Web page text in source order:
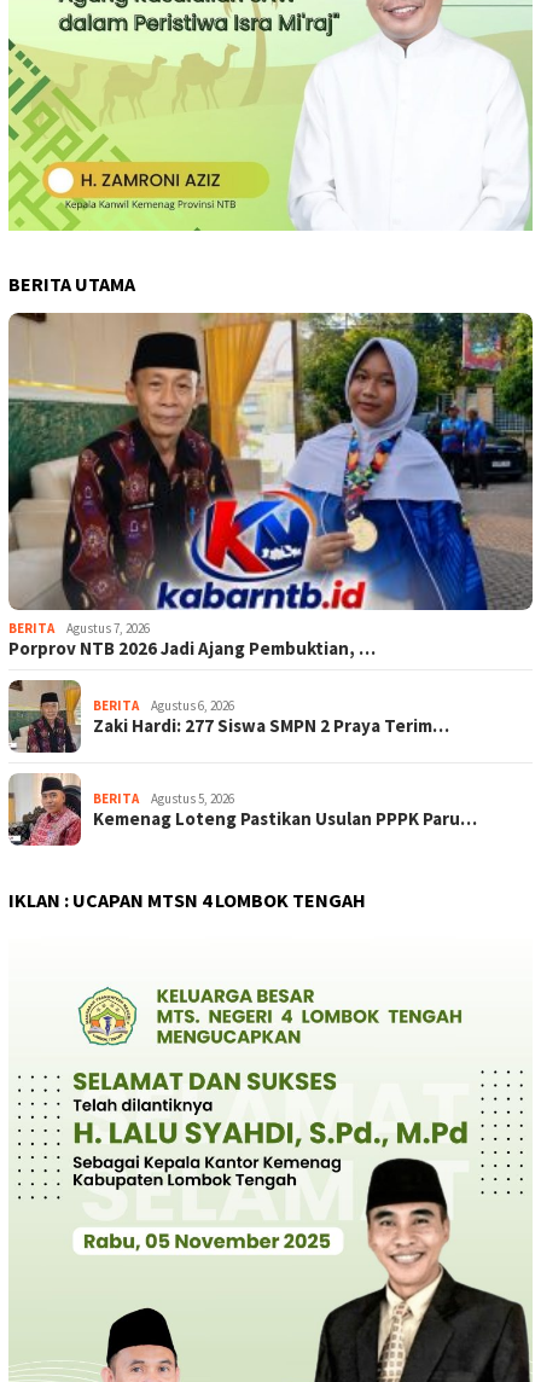
BERITA UTAMA
BERITA Agustus 7, 2026
Porprov NTB 2026 Jadi Ajang Pembuktian, …
BERITA Agustus 6, 2026
Zaki Hardi: 277 Siswa SMPN 2 Praya Terim…
BERITA Agustus 5, 2026
Kemenag Loteng Pastikan Usulan PPPK Paru…
IKLAN : UCAPAN MTSN 4 LOMBOK TENGAH